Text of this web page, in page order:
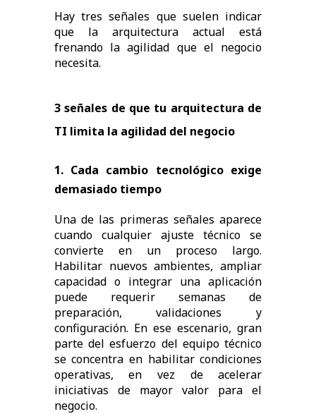
Hay tres señales que suelen indicar
que la arquitectura actual está
frenando la agilidad que el negocio
necesita.
3 señales de que tu arquitectura de
TI limita la agilidad del negocio
1. Cada cambio tecnológico exige
demasiado tiempo
Una de las primeras señales aparece
cuando cualquier ajuste técnico se
convierte en un proceso largo.
Habilitar nuevos ambientes, ampliar
capacidad o integrar una aplicación
puede requerir semanas de
preparación, validaciones y
configuración. En ese escenario, gran
parte del esfuerzo del equipo técnico
se concentra en habilitar condiciones
operativas, en vez de acelerar
iniciativas de mayor valor para el
negocio.